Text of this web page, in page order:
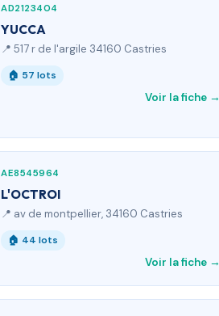
AD2123404
YUCCA
📍 517 r de l'argile 34160 Castries
🏠 57 lots
Voir la fiche →
AE8545964
L'OCTROI
📍 av de montpellier, 34160 Castries
🏠 44 lots
Voir la fiche →